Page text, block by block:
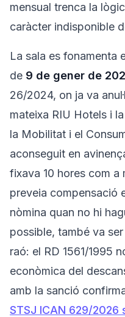
mensual trenca la
caràcter indisponible
La sala es fonamenta
de 9 de gener de
26/2024, on ja va
mateixa RIU Hotels i
la Mobilitat i el
aconseguit en
fixava 10 hores com a
preveia compensació
nòmina quan no hi
possible, també va
raó: el RD 1561/1995
econòmica del
amb la sanció
STSJ ICAN 629/2026